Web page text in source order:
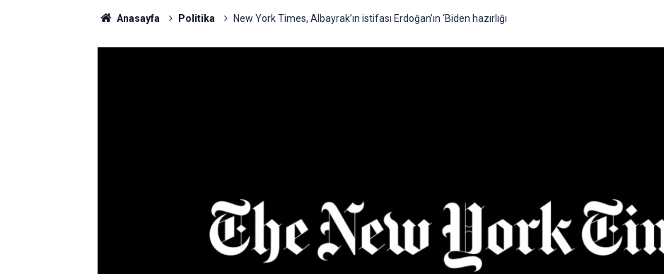
Anasayfa Politika New York Times, Albayrak’ın istifası Erdoğan’ın ‘Biden hazırlığı